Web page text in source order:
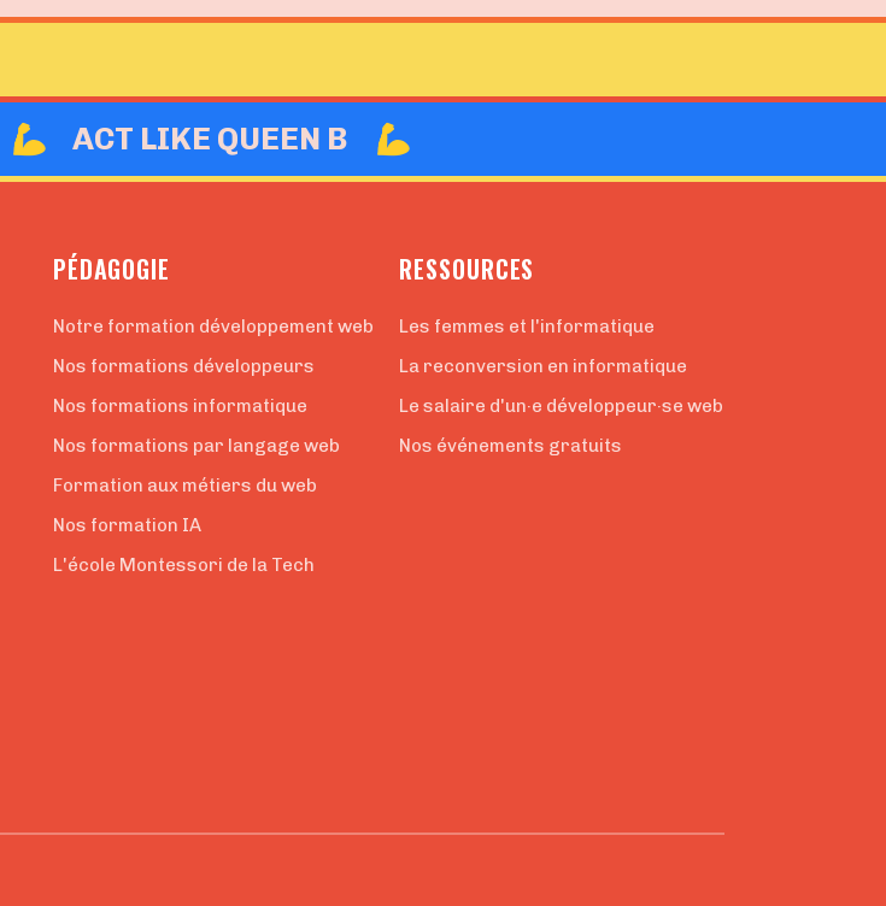
ACT LIKE QUEEN B
PÉDAGOGIE
Notre formation développement web
Nos formations développeurs
Nos formations informatique
Nos formations par langage web
Formation aux métiers du web
Nos formation IA
L'école Montessori de la Tech
RESSOURCES
Les femmes et l'informatique
La reconversion en informatique
Le salaire d'un·e développeur·se web
Nos événements gratuits